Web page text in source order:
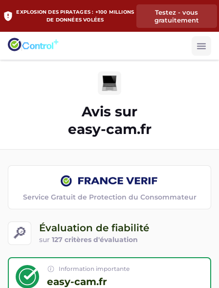
EXPLOSION DES PIRATAGES : +100 MILLIONS
DE DONNÉES VOLÉES
Testez - vous
gratuitement
Avis sur
easy-cam.fr
🔎 Évaluation de fiabilité
sur 127 critères d'évaluation
Service Gratuit de Protection du Consommateur
Information importante
easy-cam.fr